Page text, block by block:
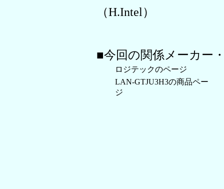
（H.Intel）
■今回の関係メーカー
ロジテックのページ
LAN-GTJU3H3の商品ペー
ジ